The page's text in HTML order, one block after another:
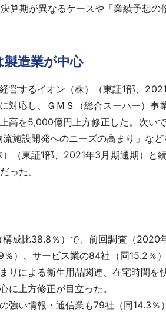
算期が異なるケースや「業績予想
造業が中心
するイオン（株）（東証1部、
応し、ＧＭＳ（総合スーパー）事
高を5,000億円上方修正した。次い
設開発へのニーズの高まり」など
東証1部、2021年3月期通期）と
った。
成比38.8％）で、前回調査（2020
）、サービス業の84社（同15.2％）
による衛生用品関連、在宅時間を
に上方修正が目立った。
い情報・通信業も79社（同14.3％